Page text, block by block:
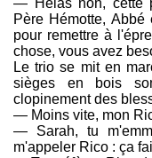
— Hélas non, cette
Père Hémotte,
pour remettre à
chose, vous avez
Le trio se mit en
sièges en bois
clopinement des
— Moins vite, mon
— Sarah, tu
m'appeler Rico : ça